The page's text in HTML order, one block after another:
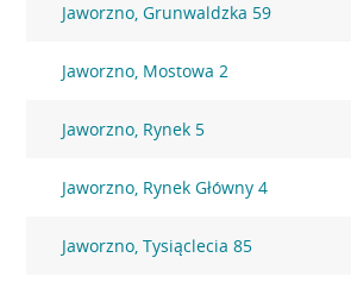
Jaworzno, Grunwaldzka 59
Jaworzno, Mostowa 2
Jaworzno, Rynek 5
Jaworzno, Rynek Główny 4
Jaworzno, Tysiąclecia 85